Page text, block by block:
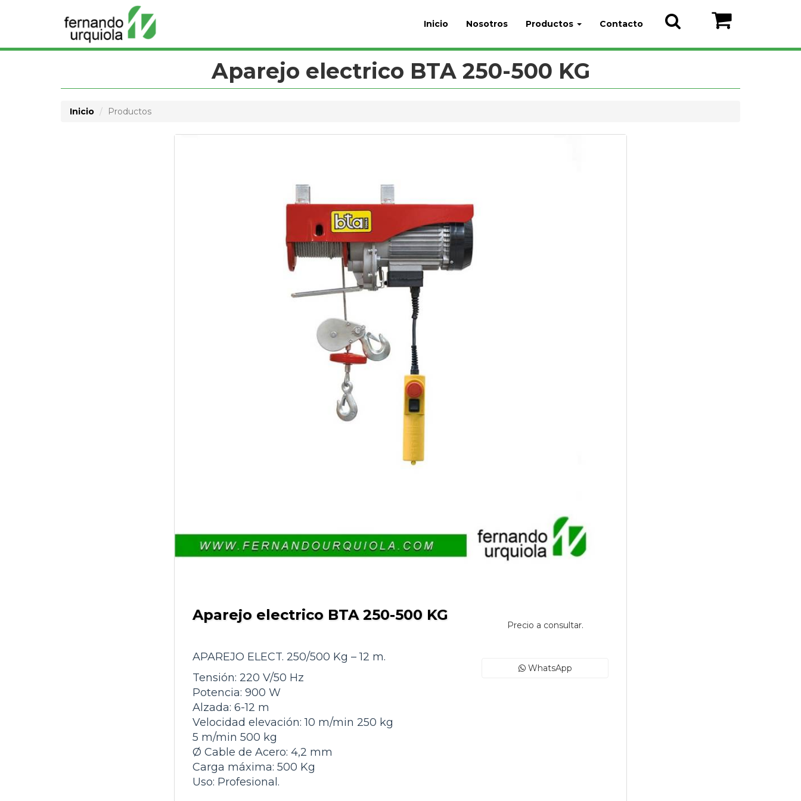
Inicio Nosotros Productos Contacto
Aparejo electrico BTA 250-500 KG
Inicio Productos
Aparejo electrico BTA 250-500 KG
APAREJO ELECT. 250/500 Kg – 12 m.
Tensión: 220 V/50 Hz
Potencia: 900 W
Alzada: 6-12 m
Velocidad elevación: 10 m/min 250 kg
5 m/min 500 kg
Ø Cable de Acero: 4,2 mm
Carga máxima: 500 Kg
Uso: Profesional.
Precio a consultar.
WhatsApp